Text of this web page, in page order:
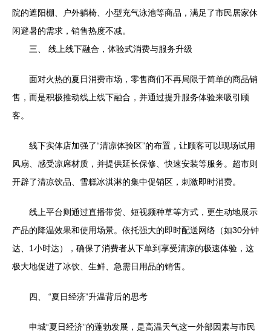
院的遮阳棚、户外躺椅、小型充气泳池等商品，满足了市民居家休
闲避暑的需求，销售热度不减。
三、 线上线下融合，体验式消费与服务升级
面对火热的夏日消费市场，零售商们不再局限于简单的商品销
售，而是积极推动线上线下融合，并通过提升服务体验来吸引顾
客。
线下实体店加强了“清凉体验区”的布置，让顾客可以现场试用
风扇、感受凉席材质，并提供延长保修、快速安装等服务。超市则
开辟了清凉饮品、雪糕冰淇淋的集中促销区，刺激即时消费。
线上平台则通过直播带货、短视频种草等方式，更生动地展示
产品的降温效果和使用场景。依托强大的即时配送网络（如30分钟
达、1小时达），确保了消费者从下单到享受清凉的极速体验，这
极大地促进了冰饮、生鲜、急需日用品的销售。
四、 “夏日经济”升温背后的思考
申城“夏日经济”的蓬勃发展，是高温天气这一外部因素与市民